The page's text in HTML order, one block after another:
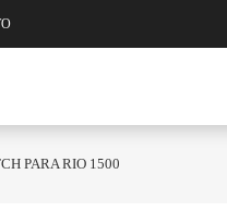
PARA RIO 1500